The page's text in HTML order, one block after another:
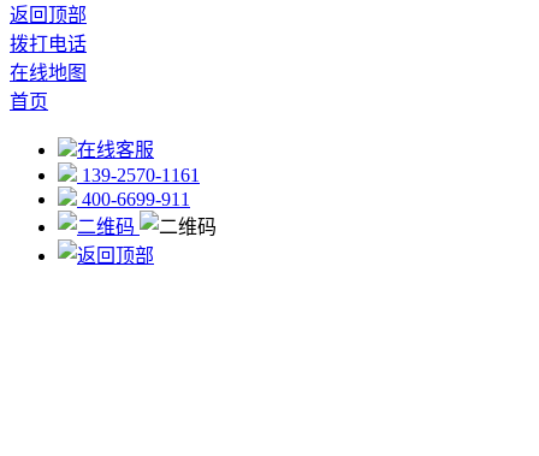
返回顶部
拨打电话
在线地图
首页
在线客服
139-2570-1161
400-6699-911